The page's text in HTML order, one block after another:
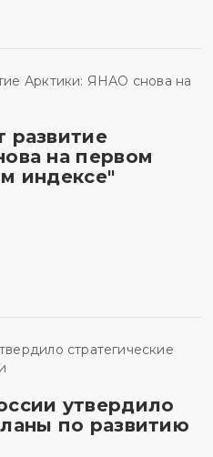
развитие
на первом
индексе"
утвердило
по развитию